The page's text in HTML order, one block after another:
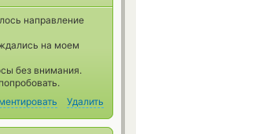
направление
на моем
без внимания.
Удалить